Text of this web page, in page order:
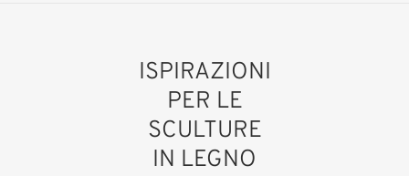
ISPIRAZIONI
PER LE
SCULTURE
IN LEGNO